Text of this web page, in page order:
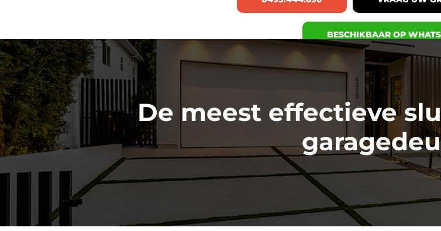
BESCHIKBAAR OP
De meest effectieve